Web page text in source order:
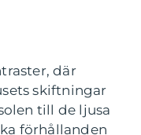
där
skiftningar
till de ljusa
förhållanden